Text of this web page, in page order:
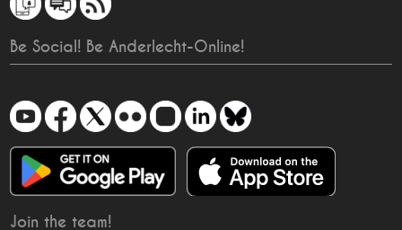
Be Social! Be Anderlecht-Online!
Join the team!